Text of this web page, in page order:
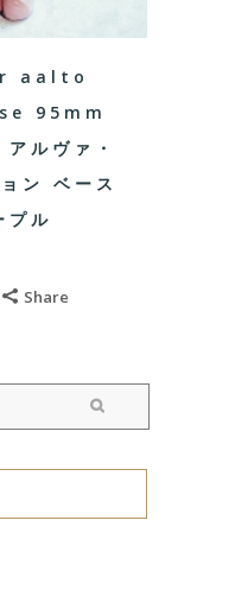
aalto
95mm
ルヴァ・
ン ベース
ル
Share